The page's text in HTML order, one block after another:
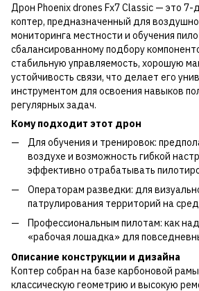
Дрон Phoenix drones Fx7 Classic — это
коптер, предназначенный для
мониторинга местности и обучения
сбалансированному подбору
стабильную управляемость, хорошую
устойчивость связи, что делает его
инструментом для освоения навыков
регулярных задач.
Кому подходит этот дрон
Для обучения и тренировок:
воздухе и возможность гибкой
эффективно отрабатывать
Операторам разведки: для
патрулирования территорий на
Профессиональным пилотам: как
«рабочая лошадка» для
Описание конструкции и дизайна
Коптер собран на базе карбоновой
классическую геометрию и высокую